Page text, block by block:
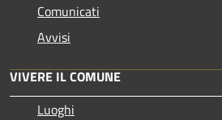
Comunicati
Avvisi
VIVERE IL COMUNE
Luoghi